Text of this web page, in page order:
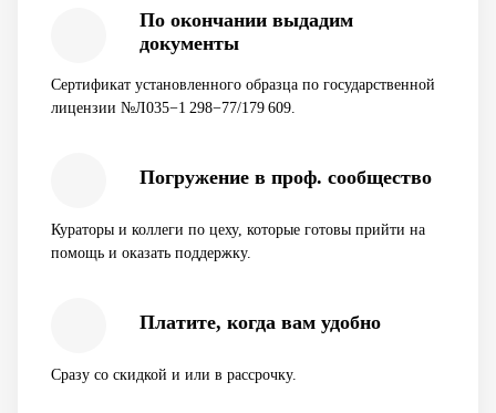
По окончании выдадим
документы
Сертификат установленного образца по государственной
лицензии №Л035−1 298−77/179 609.
Погружение в проф. сообщество
Кураторы и коллеги по цеху, которые готовы прийти на
помощь и оказать поддержку.
Платите, когда вам удобно
Сразу со скидкой и или в рассрочку.